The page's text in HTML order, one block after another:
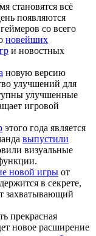
становятся всё
появляются
со всего
новейших
и новостных
новую версию
улучшений для
улучшенные
игровой
этого года является
выпустили
визуальные
новой игры от
в секрете,
захватывающий
прекрасная
новое расширение